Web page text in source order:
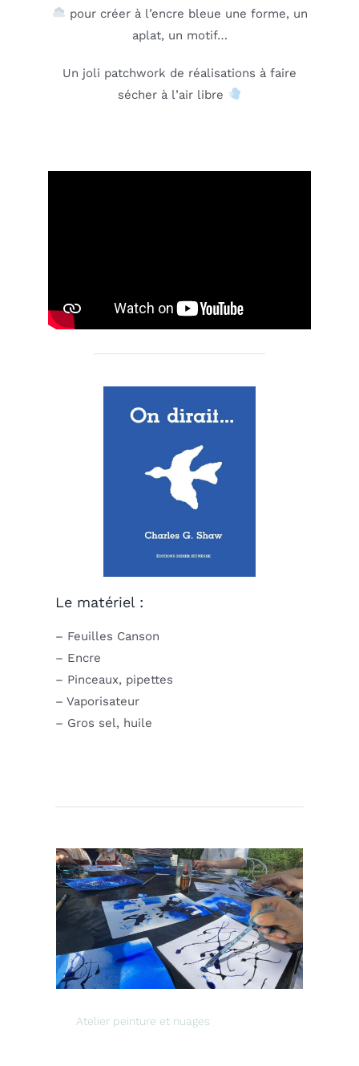
pour créer à l’encre bleue une forme, un
aplat, un motif…
Un joli patchwork de réalisations à faire
sécher à l’air libre
Le matériel :
– Feuilles Canson
– Encre
– Pinceaux, pipettes
– Vaporisateur
– Gros sel, huile
Atelier peinture et nuages